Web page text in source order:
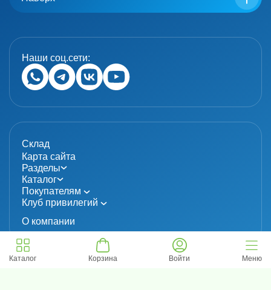
Наши соц.сети:
Склад
Карта сайта
Разделы
Каталог
Покупателям
Клуб привилегий
О компании
© 2024 «MolecuLab». Все права защищены.
Каталог Корзина Войти Меню